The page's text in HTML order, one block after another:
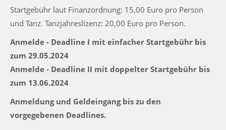
Startgebühr laut Finanzordnung: 15,00 Euro pro Person
und Tanz. Tanzjahreslizenz: 20,00 Euro pro Person.
Anmelde - Deadline I mit einfacher Startgebühr bis
zum 29.05.2024
Anmelde - Deadline II mit doppelter Startgebühr bis
zum 13.06.2024
Anmeldung und Geldeingang bis zu den
vorgegebenen Deadlines.